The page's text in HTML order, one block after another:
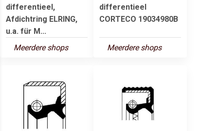
differentieel,
Afdichtring ELRING,
u.a. für M...
Meerdere shops
differentieel
CORTECO 19034980B
Meerdere shops